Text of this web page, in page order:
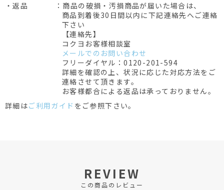
・返品
：商品の破損・汚損商品が届いた場合は、
商品到着後30日間以内に下記連絡先へご連絡
下さい
【連絡先】
コクヨお客様相談室
メールでのお問い合わせ
フリーダイヤル：0120-201-594
詳細を確認の上、状況に応じた対応方法をご
連絡させて頂きます。
お客様都合による返品は承っておりません。
詳細はご利用ガイド をご参照下さい。
REVIEW
この商品のレビュー